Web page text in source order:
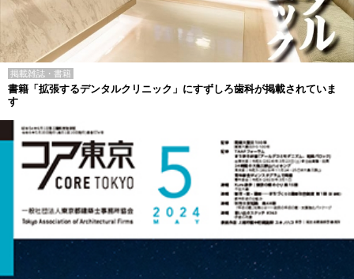
掲載雑誌・書籍
書籍「拡張するデンタルクリニック」にすずしろ歯科が掲載されていま
す